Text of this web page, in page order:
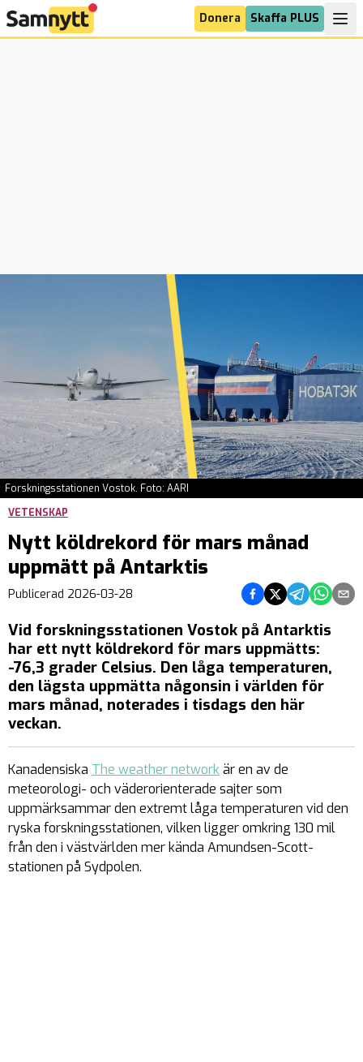
Donera Skaffa PLUS
Forskningsstationen Vostok. Foto: AARI
VETENSKAP
Nytt köldrekord för mars månad
uppmätt på Antarktis
Publicerad 2026-03-28 Dela på Facebook
Dela på Twitter
Dela på
Dela
Vid forskningsstationen Vostok på Antarktis
har ett nytt köldrekord för mars uppmätts:
-76,3 grader Celsius. Den låga temperaturen,
den lägsta uppmätta någonsin i världen för
mars månad, noterades i tisdags den här
veckan.
Kanadensiska The weather network är en av de
meteorologi- och väderorienterade sajter som
uppmärksammar den extremt låga temperaturen vid den
ryska forskningsstationen, vilken ligger omkring 130 mil
från den i västvärlden mer kända Amundsen-Scott-
stationen på Sydpolen.